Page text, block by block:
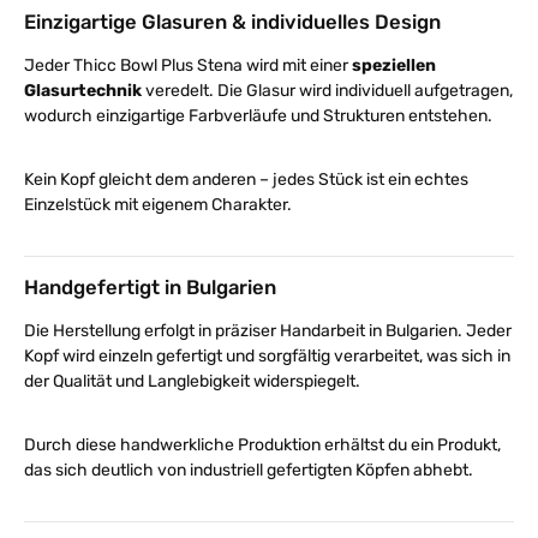
Einzigartige Glasuren & individuelles Design
Jeder Thicc Bowl Plus Stena wird mit einerspeziellen
Glasurtechnikveredelt. Die Glasur wird individuell aufgetragen,
wodurch einzigartige Farbverläufe und Strukturen entstehen.
Kein Kopf gleicht dem anderen – jedes Stück ist ein echtes
Einzelstück mit eigenem Charakter.
Handgefertigt in Bulgarien
Die Herstellung erfolgt in präziser Handarbeit in Bulgarien. Jeder
Kopf wird einzeln gefertigt und sorgfältig verarbeitet, was sich in
der Qualität und Langlebigkeit widerspiegelt.
Durch diese handwerkliche Produktion erhältst du ein Produkt,
das sich deutlich von industriell gefertigten Köpfen abhebt.